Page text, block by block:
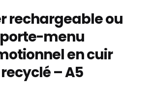
rechargeable ou
porte-menu
en cuir
recyclé – A5